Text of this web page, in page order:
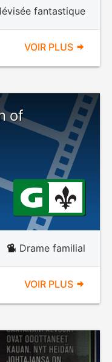
fantastique
VOIR PLUS
of
Drame familial
VOIR PLUS